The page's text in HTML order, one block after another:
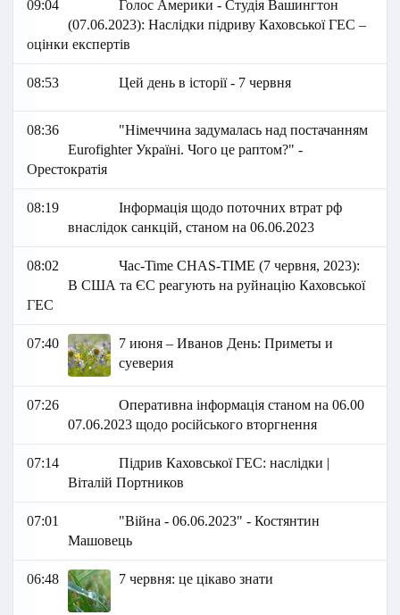
09:04
Голос Америки - Студія Вашингтон
(07.06.2023): Наслідки підриву Каховської ГЕС –
оцінки експертів
08:53 Цей день в історії - 7 червня
08:36
"Німеччина задумалась над постачанням
Eurofighter Україні. Чого це раптом?" -
Орестократія
08:19
Інформація щодо поточних втрат рф
внаслідок санкцій, станом на 06.06.2023
08:02
Час-Time CHAS-TIME (7 червня, 2023):
В США та ЄС реагують на руйнацію Каховської
ГЕС
07:40
7 июня – Иванов День: Приметы и
суеверия
07:26
Оперативна інформація станом на 06.00
07.06.2023 щодо російського вторгнення
07:14
Підрив Каховської ГЕС: наслідки |
Віталій Портников
07:01
"Війна - 06.06.2023" - Костянтин
Машовець
06:48 7 червня: це цікаво знати